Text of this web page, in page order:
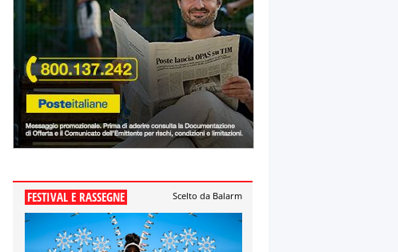
FESTIVAL E RASSEGNE Scelto da Balarm